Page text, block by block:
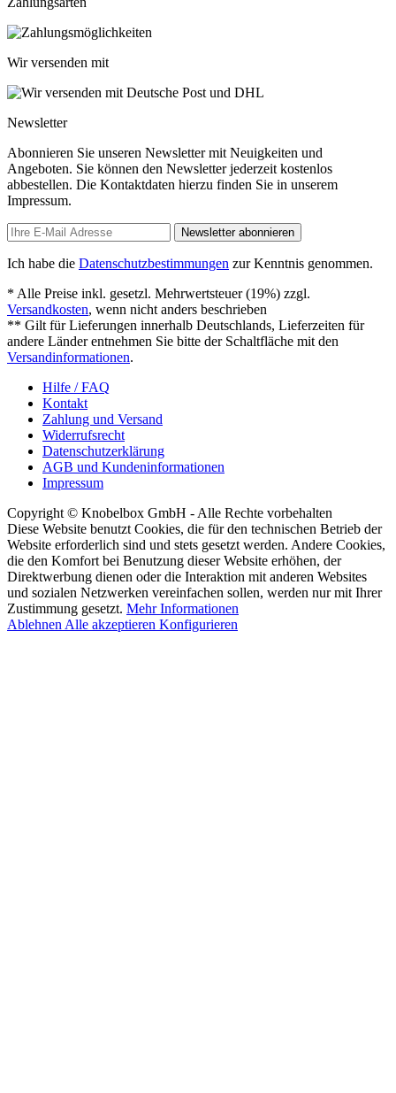
Wir versenden mit
Newsletter
Abonnieren Sie unseren Newsletter mit Neuigkeiten und
Angeboten. Sie können den Newsletter jederzeit kostenlos
abbestellen. Die Kontaktdaten hierzu finden Sie in unserem
Impressum.
Newsletter abonnieren
Ich habe die Datenschutzbestimmungen zur Kenntnis genommen.
* Alle Preise inkl. gesetzl. Mehrwertsteuer (19%) zzgl.
Versandkosten, wenn nicht anders beschrieben
** Gilt für Lieferungen innerhalb Deutschlands, Lieferzeiten für
andere Länder entnehmen Sie bitte der Schaltfläche mit den
Versandinformationen.
Hilfe / FAQ
Kontakt
Zahlung und Versand
Widerrufsrecht
Datenschutzerklärung
AGB und Kundeninformationen
Impressum
Copyright © Knobelbox GmbH - Alle Rechte vorbehalten
Diese Website benutzt Cookies, die für den technischen Betrieb der
Website erforderlich sind und stets gesetzt werden. Andere Cookies,
die den Komfort bei Benutzung dieser Website erhöhen, der
Direktwerbung dienen oder die Interaktion mit anderen Websites
und sozialen Netzwerken vereinfachen sollen, werden nur mit Ihrer
Zustimmung gesetzt. Mehr Informationen
Ablehnen Alle akzeptieren Konfigurieren